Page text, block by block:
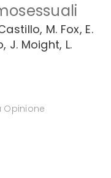
M. Fox, E.
J. Moight, L.
Opinione